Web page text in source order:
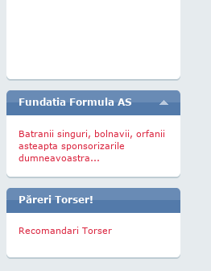
Fundatia Formula AS
Batranii singuri, bolnavii, orfanii
asteapta sponsorizarile
dumneavoastra...
Păreri Torser!
Recomandari Torser